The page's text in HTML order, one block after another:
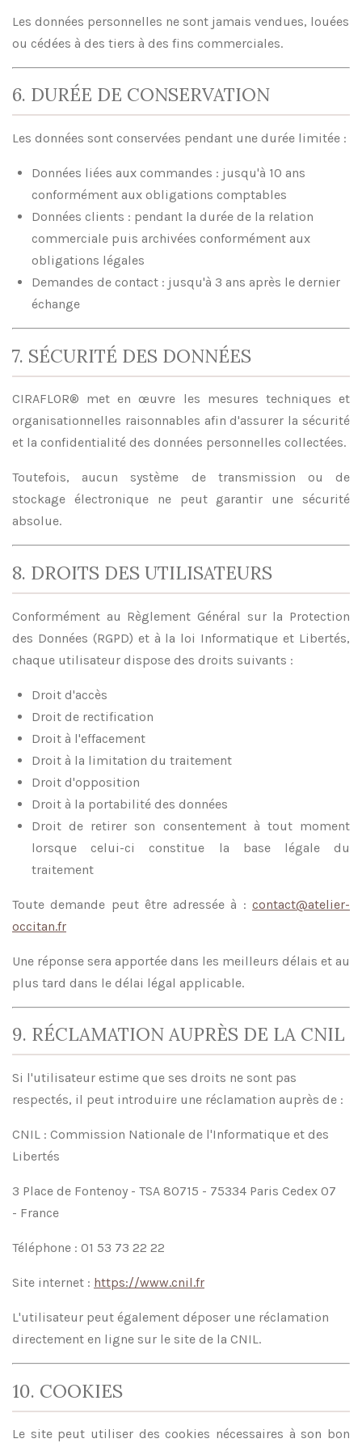
Les données personnelles ne sont jamais vendues, louées
ou cédées à des tiers à des fins commerciales.
6. DURÉE DE CONSERVATION
Les données sont conservées pendant une durée limitée :
Données liées aux commandes : jusqu'à 10 ans
conformément aux obligations comptables
Données clients : pendant la durée de la relation
commerciale puis archivées conformément aux
obligations légales
Demandes de contact : jusqu'à 3 ans après le dernier
échange
7. SÉCURITÉ DES DONNÉES
CIRAFLOR® met en œuvre les mesures techniques et
organisationnelles raisonnables afin d'assurer la sécurité
et la confidentialité des données personnelles collectées.
Toutefois, aucun système de transmission ou de
stockage électronique ne peut garantir une sécurité
absolue.
8. DROITS DES UTILISATEURS
Conformément au Règlement Général sur la Protection
des Données (RGPD) et à la loi Informatique et Libertés,
chaque utilisateur dispose des droits suivants :
Droit d'accès
Droit de rectification
Droit à l'effacement
Droit à la limitation du traitement
Droit d'opposition
Droit à la portabilité des données
Droit de retirer son consentement à tout moment
lorsque celui-ci constitue la base légale du
traitement
Toute demande peut être adressée à : contact@atelier-
occitan.fr
Une réponse sera apportée dans les meilleurs délais et au
plus tard dans le délai légal applicable.
9. RÉCLAMATION AUPRÈS DE LA CNIL
Si l'utilisateur estime que ses droits ne sont pas
respectés, il peut introduire une réclamation auprès de :
CNIL : Commission Nationale de l'Informatique et des
Libertés
3 Place de Fontenoy - TSA 80715 - 75334 Paris Cedex 07
- France
Téléphone : 01 53 73 22 22
Site internet : https://www.cnil.fr
L'utilisateur peut également déposer une réclamation
directement en ligne sur le site de la CNIL.
10. COOKIES
Le site peut utiliser des cookies nécessaires à son bon